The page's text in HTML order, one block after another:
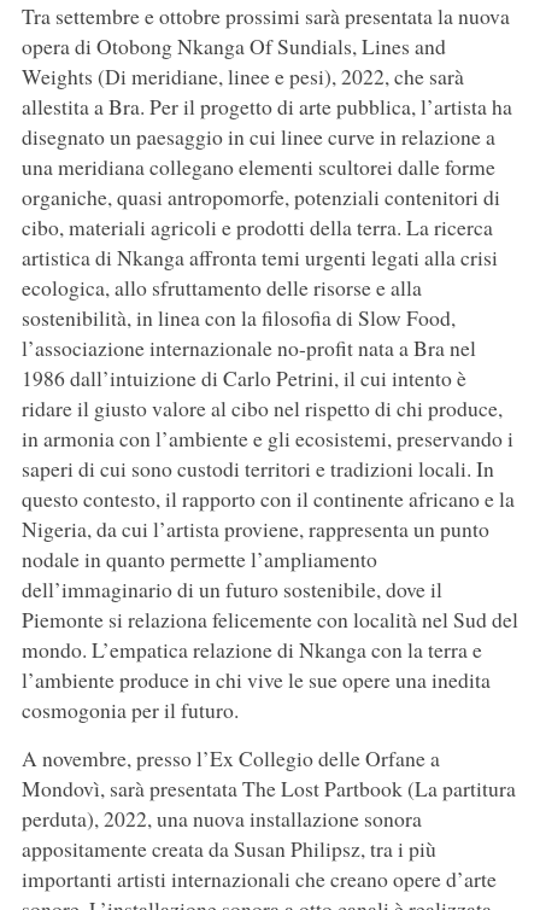
Tra settembre e ottobre prossimi sarà presentata la nuova
opera di Otobong Nkanga Of Sundials, Lines and
Weights (Di meridiane, linee e pesi), 2022, che sarà
allestita a Bra. Per il progetto di arte pubblica, l’artista ha
disegnato un paesaggio in cui linee curve in relazione a
una meridiana collegano elementi scultorei dalle forme
organiche, quasi antropomorfe, potenziali contenitori di
cibo, materiali agricoli e prodotti della terra. La ricerca
artistica di Nkanga affronta temi urgenti legati alla crisi
ecologica, allo sfruttamento delle risorse e alla
sostenibilità, in linea con la filosofia di Slow Food,
l’associazione internazionale no-profit nata a Bra nel
1986 dall’intuizione di Carlo Petrini, il cui intento è
ridare il giusto valore al cibo nel rispetto di chi produce,
in armonia con l’ambiente e gli ecosistemi, preservando i
saperi di cui sono custodi territori e tradizioni locali. In
questo contesto, il rapporto con il continente africano e la
Nigeria, da cui l’artista proviene, rappresenta un punto
nodale in quanto permette l’ampliamento
dell’immaginario di un futuro sostenibile, dove il
Piemonte si relaziona felicemente con località nel Sud del
mondo. L’empatica relazione di Nkanga con la terra e
l’ambiente produce in chi vive le sue opere una inedita
cosmogonia per il futuro.
A novembre, presso l’Ex Collegio delle Orfane a
Mondovì, sarà presentata The Lost Partbook (La partitura
perduta), 2022, una nuova installazione sonora
appositamente creata da Susan Philipsz, tra i più
importanti artisti internazionali che creano opere d’arte